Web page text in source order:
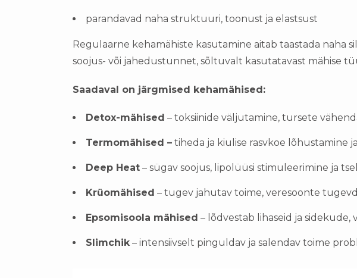
parandavad naha struktuuri, toonust ja elastsust
Regulaarne kehamähiste kasutamine aitab taastada
soojus- või jahedustunnet, sõltuvalt kasutatavast mähise
Saadaval on järgmised kehamähised:
Detox-mähised – toksiinide väljutamine, tursete
Termomähised – tiheda ja kiulise rasvkoe lõhustamine
Deep Heat – sügav soojus, lipolüüsi stimuleerimine ja
Krüomähised – tugev jahutav toime, veresoonte
Epsomisoola mähised – lõdvestab lihaseid ja sidekude,
Slimchik– intensiivselt pinguldav ja salendav toime